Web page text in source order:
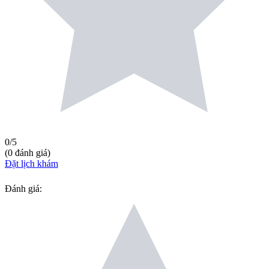
0/5
(0 đánh giá)
Đặt lịch khám
Đánh giá: